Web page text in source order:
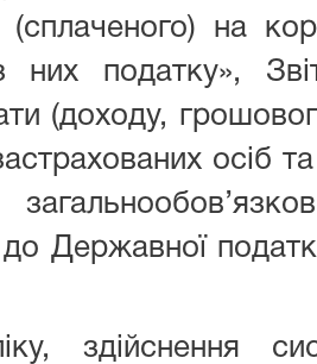
(сплаченого) на
них податку»,
(доходу,
осіб
до Державної
здійснення